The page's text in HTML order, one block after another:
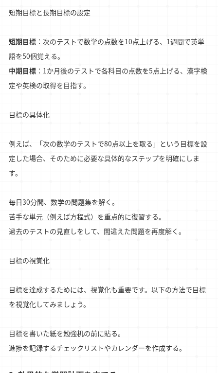
短期目標と長期目標の設定
短期目標：次のテストで数学の点数を10点上げる、1週間で英単
語を50個覚える。
中期目標：1か月後のテストで各科目の点数を5点上げる、漢字検
定や英検の取得を目指す。
目標の具体化
例えば、「次の数学のテストで80点以上を取る」という目標を設
定した場合、そのために必要な具体的なステップを明確にしま
す。
毎日30分間、数学の問題集を解く。
苦手な単元（例えば方程式）を重点的に復習する。
過去のテストの見直しをして、間違えた問題を再度解く。
目標の視覚化
目標を達成するためには、視覚化も重要です。以下の方法で目標
を視覚化してみましょう。
目標を書いた紙を勉強机の前に貼る。
進捗を記録するチェックリストやカレンダーを作成する。